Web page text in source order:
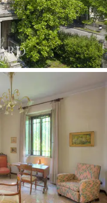
jest do celów
na swoje
stać się również